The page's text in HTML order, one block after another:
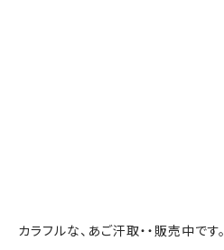
カラフルな、あご汗取・・販売中です。